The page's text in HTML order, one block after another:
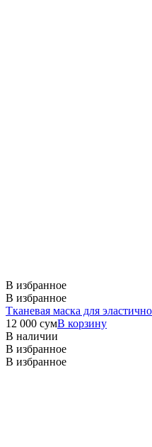
В избранное
В избранное
Тканевая маска для
12 000 сумВ корзину
В наличии
В избранное
В избранное